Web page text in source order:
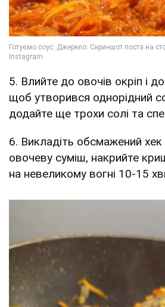
5. Влийте до овочів окріп і
щоб утворився однорідний
додайте ще трохи солі та
6. Викладіть обсмажений
овочеву суміш, накрийте
на невеликому вогні 10-15